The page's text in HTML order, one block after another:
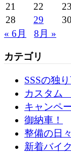
21
22 23
28
29 30
« 6月
8月 »
カテゴリ
SSSの独
カスタ
キャンペ
御納車！
整備の日々
新着バイ